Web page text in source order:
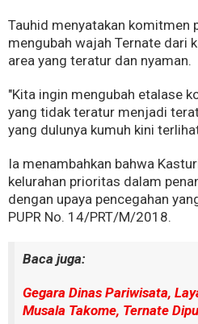
Tauhid menyatakan komitmen
mengubah wajah Ternate dari
area yang teratur dan nyaman.
"Kita ingin mengubah etalase
yang tidak teratur menjadi
yang dulunya kumuh kini
Ia menambahkan bahwa
kelurahan prioritas dalam
dengan upaya pencegahan
PUPR No. 14/PRT/M/2018.
Baca juga:
Gegara Dinas Pariwisata,
Musala Takome, Ternate